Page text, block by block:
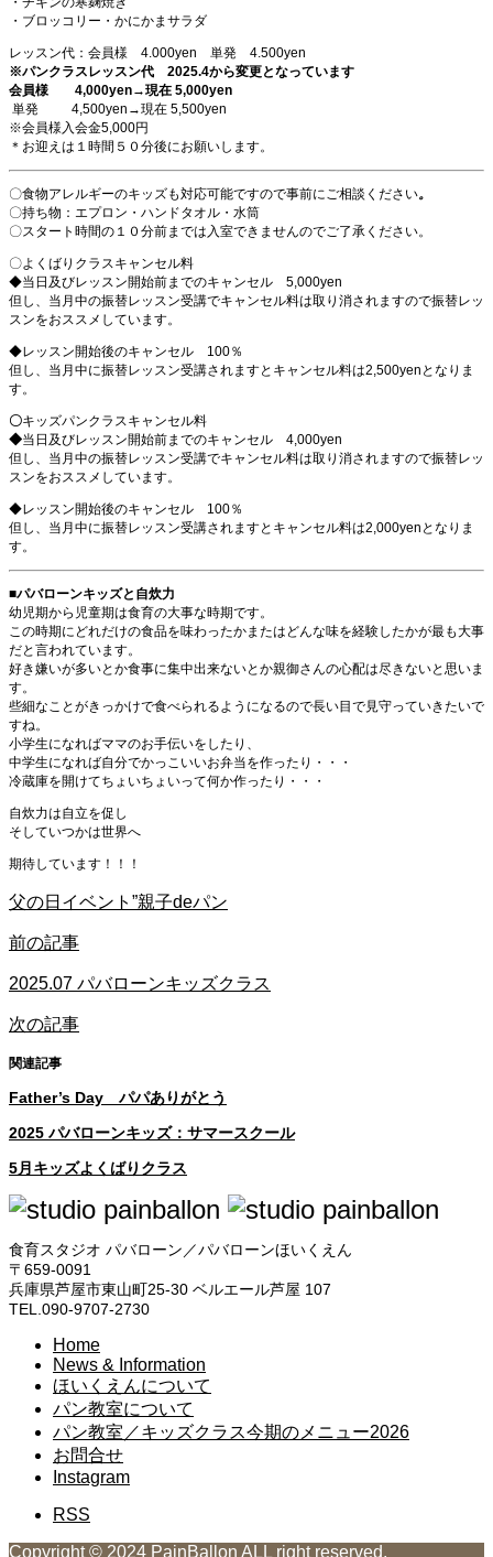
・ブロッコリー・かにかまサラダ
レッスン代：会員様 4.000yen 単発 4.500yen
※パンクラスレッスン代 2025.4から変更となっています
会員様 4,000yen→現在 5,000yen
単発 4,500yen→現在 5,500yen
※会員様入会金5,000円
＊お迎えは１時間５０分後にお願いします。
〇食物アレルギーのキッズも対応可能ですので事前にご相談ください。
〇持ち物：エプロン・ハンドタオル・水筒
〇スタート時間の１０分前までは入室できませんのでご了承ください。
〇よくばりクラスキャンセル料
◆当日及びレッスン開始前までのキャンセル 5,000yen
但し、当月中の振替レッスン受講でキャンセル料は取り消されますので振替レッ
スンをおススメしています。
◆レッスン開始後のキャンセル 100％
但し、当月中に振替レッスン受講されますとキャンセル料は2,500yenとなりま
す。
〇キッズパンクラスキャンセル料
◆当日及びレッスン開始前までのキャンセル 4,000yen
但し、当月中の振替レッスン受講でキャンセル料は取り消されますので振替レッ
スンをおススメしています。
◆レッスン開始後のキャンセル 100％
但し、当月中に振替レッスン受講されますとキャンセル料は2,000yenとなりま
す。
■パバローンキッズと自炊力
幼児期から児童期は食育の大事な時期です。
この時期にどれだけの食品を味わったかまたはどんな味を経験したかが最も大事
だと言われています。
好き嫌いが多いとか食事に集中出来ないとか親御さんの心配は尽きないと思いま
す。
些細なことがきっかけで食べられるようになるので長い目で見守っていきたいで
すね。
小学生になればママのお手伝いをしたり、
中学生になれば自分でかっこいいお弁当を作ったり・・・
冷蔵庫を開けてちょいちょいって何か作ったり・・・
自炊力は自立を促し
そしていつかは世界へ
期待しています！！！
父の日イベント”親子deパン
前の記事
2025.07 パバローンキッズクラス
次の記事
関連記事
Father’s Day パパありがとう
2025 パバローンキッズ：サマースクール
5月キッズよくばりクラス
食育スタジオ パバローン／パバローンほいくえん
〒659-0091
兵庫県芦屋市東山町25-30 ベルエール芦屋 107
TEL.090-9707-2730
Home
News & Information
ほいくえんについて
パン教室について
パン教室／キッズクラス今期のメニュー2026
お問合せ
Instagram
RSS
Copyright © 2024 PainBallon ALL right reserved.